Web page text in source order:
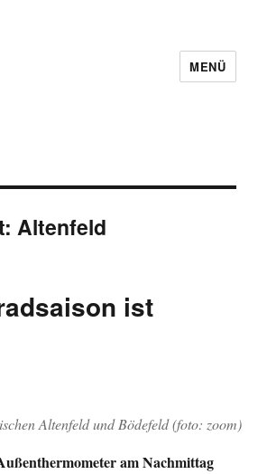
MENÜ
Altenfeld
ist
Altenfeld und Bödefeld (foto: zoom)
am Nachmittag